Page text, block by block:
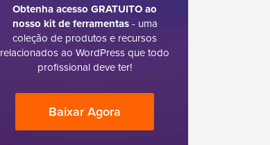
Obtenha acesso GRATUITO ao
nosso kit de ferramentas- uma
coleção de produtos e recursos
relacionados ao WordPress que todo
profissional deve ter!
Baixar Agora